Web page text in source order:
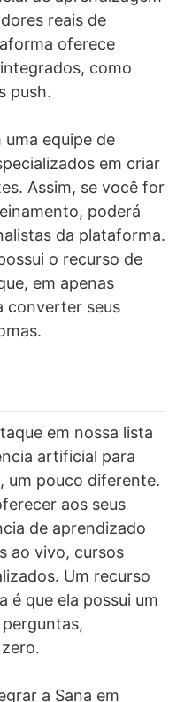
reais de
oferece
como
push.
equipe de
em criar
Assim, se você for
poderá
da plataforma.
o recurso de
em apenas
converter seus
em nossa lista
artificial para
um pouco diferente.
aos seus
de aprendizado
ao vivo, cursos
Um recurso
é que ela possui um
a Sana em